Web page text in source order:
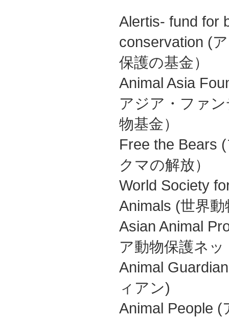
Alertis- fund for
conservation (
保護の基金）
Animal Asia
アジア・ファ
物基金）
Free the Bears
クマの解放）
World Society
Animals (世界
Asian Animal
ア動物保護ネ
Animal
ィアン)
Animal People